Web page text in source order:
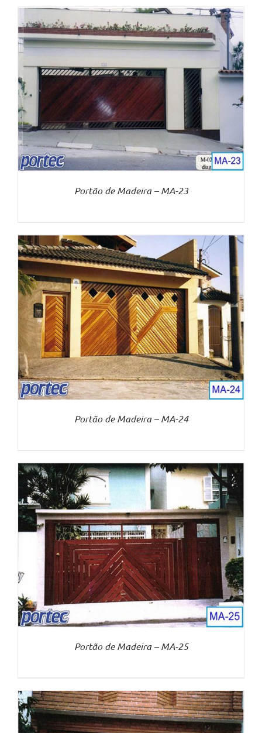
Portão de Madeira – MA-23
Portão de Madeira – MA-24
Portão de Madeira – MA-25